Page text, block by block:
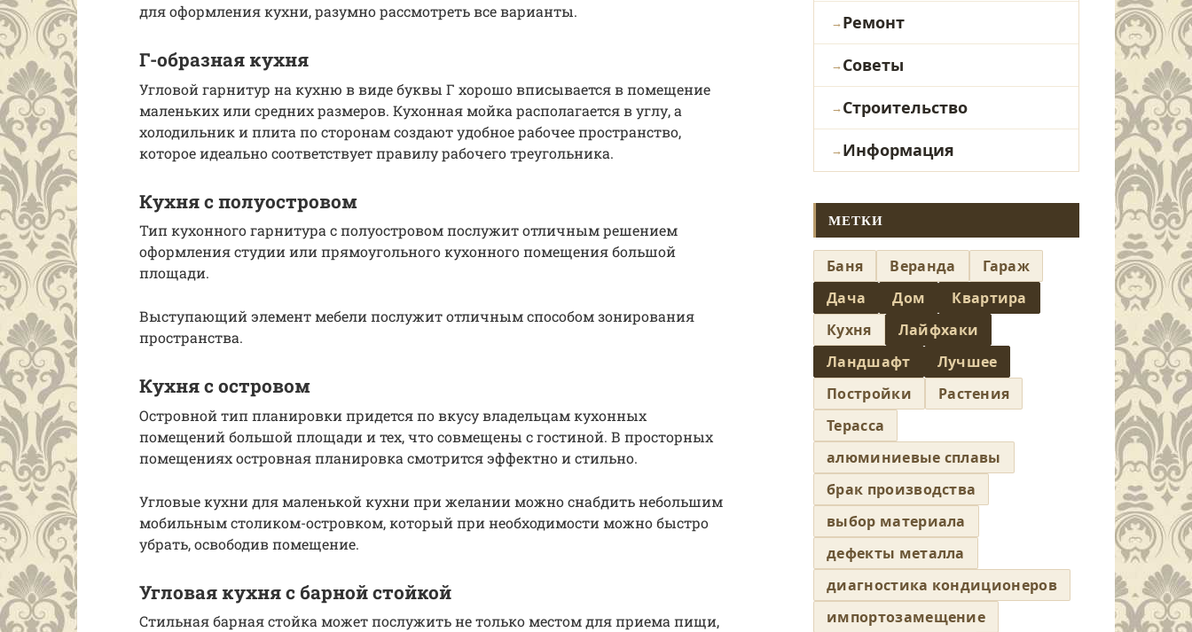
для оформления кухни, разумно рассмотреть все варианты.
Г-образная кухня
Угловой гарнитур на кухню в виде буквы Г хорошо вписывается в помещение
маленьких или средних размеров. Кухонная мойка располагается в углу, а
холодильник и плита по сторонам создают удобное рабочее пространство,
которое идеально соответствует правилу рабочего треугольника.
Кухня с полуостровом
Тип кухонного гарнитура с полуостровом послужит отличным решением
оформления студии или прямоугольного кухонного помещения большой
площади.
Выступающий элемент мебели послужит отличным способом зонирования
пространства.
Кухня с островом
Островной тип планировки придется по вкусу владельцам кухонных
помещений большой площади и тех, что совмещены с гостиной. В просторных
помещениях островная планировка смотрится эффектно и стильно.
Угловые кухни для маленькой кухни при желании можно снабдить небольшим
мобильным столиком-островком, который при необходимости можно быстро
убрать, освободив помещение.
Угловая кухня с барной стойкой
Стильная барная стойка может послужить не только местом для приема пищи,
Ремонт
Советы
Строительство
Информация
МЕТКИ
Баня Веранда
Гараж
Дача
Дом
Квартира
Кухня
Лайфхаки
Ландшафт
Лучшее
Постройки
Растения
Терасса
алюминиевые сплавы
брак производства
выбор материала
дефекты металла
диагностика кондиционеров
импортозамещение